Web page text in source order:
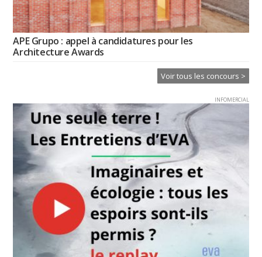
APE Grupo : appel à candidatures pour les
Architecture Awards
Voir tous les concours >
INFOMERCIAL